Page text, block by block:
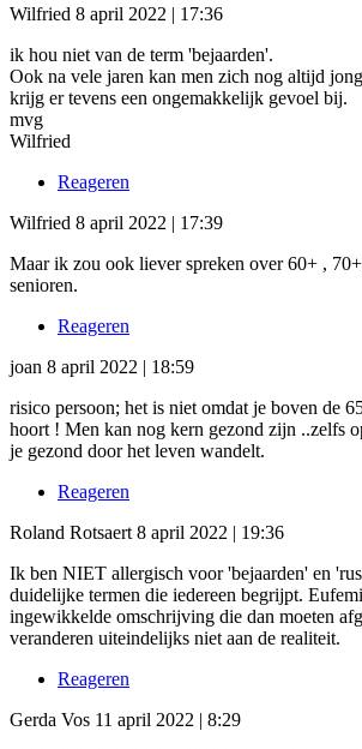
Wilfried 8 april 2022 | 17:36
ik hou niet van de term 'bejaarden'.
Ook na vele jaren kan men zich nog altijd
krijg er tevens een ongemakkelijk gevoel bij.
mvg
Wilfried
Reageren
Wilfried 8 april 2022 | 17:39
Maar ik zou ook liever spreken over 60+ ,
senioren.
Reageren
joan 8 april 2022 | 18:59
risico persoon; het is niet omdat je boven de
hoort ! Men kan nog kern gezond zijn ..zelfs
je gezond door het leven wandelt.
Reageren
Roland Rotsaert 8 april 2022 | 19:36
Ik ben NIET allergisch voor 'bejaarden' en
duidelijke termen die iedereen begrijpt.
ingewikkelde omschrijving die dan moeten
veranderen uiteindelijks niet aan de realiteit.
Reageren
Gerda Vos 11 april 2022 | 8:29